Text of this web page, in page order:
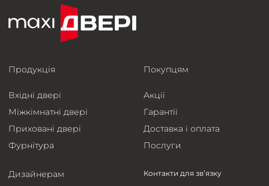
Продукція
Вхідні двері
Міжкімнатні двері
Приховані двері
Фурнітура
Покупцям
Акції
Гарантії
Доставка і оплата
Послуги
Дизайнерам
Контакти для зв’язку